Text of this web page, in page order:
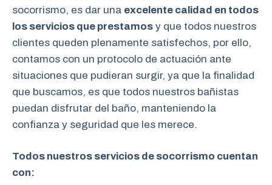
socorrismo, es dar una excelente calidad en todos
los servicios que prestamos y que todos nuestros
clientes queden plenamente satisfechos, por ello,
contamos con un protocolo de actuación ante
situaciones que pudieran surgir, ya que la finalidad
que buscamos, es que todos nuestros bañistas
puedan disfrutar del baño, manteniendo la
confianza y seguridad que les merece.
Todos nuestros servicios de socorrismo cuentan
con: